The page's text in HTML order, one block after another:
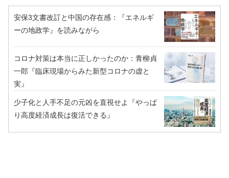
安保3文書改訂と中国の存在感：『エネルギ
ーの地政学』を読みながら
コロナ対策は本当に正しかったのか：青柳貞
一郎『臨床現場からみた新型コロナの虚と
実』
少子化と人手不足の元凶を直視せよ『やっぱ
り高度経済成長は復活できる』